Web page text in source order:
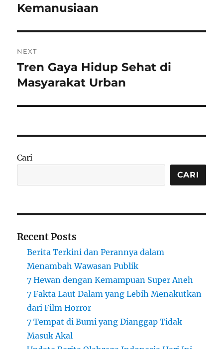
Kemanusiaan
NEXT
Next
post:
Tren Gaya Hidup Sehat di
Masyarakat Urban
Cari
CARI
Recent Posts
Berita Terkini dan Perannya dalam
Menambah Wawasan Publik
7 Hewan dengan Kemampuan Super Aneh
7 Fakta Laut Dalam yang Lebih Menakutkan
dari Film Horror
7 Tempat di Bumi yang Dianggap Tidak
Masuk Akal